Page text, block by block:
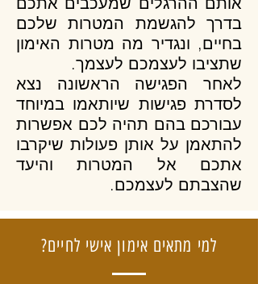
בדרך להגשמת המטרות שלכם
בחיים, ונגדיר מה מטרות האימון
שתציבו לעצמכם לעצמך.
לאחר הפגישה הראשונה נצא
לסדרת פגישות שיותאמו במיוחד
עבורכם בהם תהיה לכם אפשרות
להתאמן על אותן פעולות שיקרבו
אתכם אל המטרות והיעד
שהצבתם לעצמכם.
למי מתאים אימון אישי לחיים?